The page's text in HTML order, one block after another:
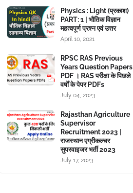
Physics : Light (प्रकाश)
PART: 1 | भौतिक विज्ञान
महत्वपूर्ण प्रश्न एवं उत्तर
April 10, 2021
RPSC RAS Previous
Years Question Papers
PDF । RAS परीक्षा के पिछले
वर्षों के पेपर PDFs
July 04, 2023
Rajasthan Agriculture
Supervisor
Recruitment 2023 |
राजस्थान एग्रीकल्चर
सुपरवाइजर भर्ती 2023
July 17, 2023